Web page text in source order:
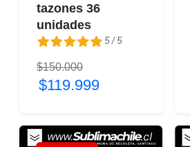
tazones 36
unidades
5 / 5
5 / 5
$150.000
$119.999